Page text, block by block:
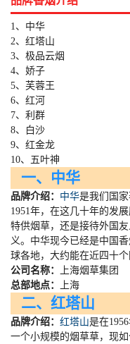
1、中华
2、红塔山
3、极品云烟
4、娇子
5、芙蓉王
6、红河
7、利群
8、白沙
9、红金龙
10、五叶神
一、中华
品牌介绍： 中华是我们国
1951年，在这几十年的发
特供烟草，还是接待外国
义。中华现今已经是中国
球各地，大约能在近四十个
公司名称：
上海烟草集团
总部地点：
上海
二、红塔山
品牌介绍： 红塔山是在1956
一个小规模的烟草草，现